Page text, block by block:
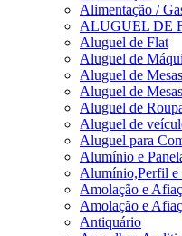
Alimentação /
ALUGUEL DE
Aluguel de Flat
Aluguel de
Aluguel de
Aluguel de
Aluguel de
Aluguel de
Aluguel para
Alumínio e
Alumínio,Perfil e
Amolação e
Amolação e
Antiquário